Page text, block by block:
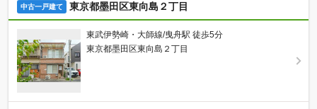
中古一戸建て 東京都墨田区東向島２丁目
東武伊勢崎・大師線/曳舟駅 徒歩5分
東京都墨田区東向島２丁目